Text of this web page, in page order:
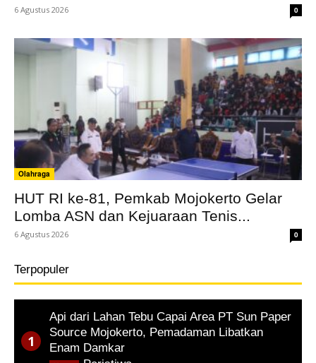
6 Agustus 2026 0
Olahraga
HUT RI ke-81, Pemkab Mojokerto Gelar
Lomba ASN dan Kejuaraan Tenis...
6 Agustus 2026 0
Terpopuler
Api dari Lahan Tebu Capai Area PT Sun Paper
Source Mojokerto, Pemadaman Libatkan
Enam Damkar